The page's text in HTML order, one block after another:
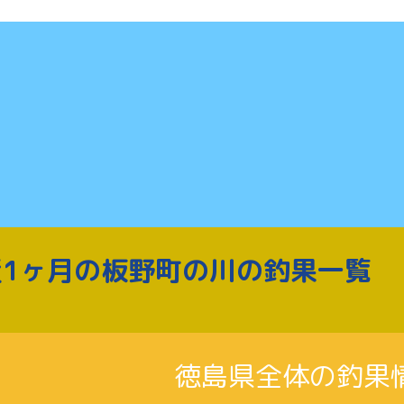
ヶ月の板野町の川の釣果一覧
徳島県全体の釣果